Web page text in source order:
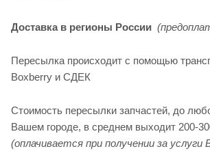
Доставка в регионы России
Пересылка происходит с помощью
Boxberry и СДЕК
Стоимость пересылки запчастей, до
Вашем городе, в среднем выходит 200-
(оплачивается при получении за услуги